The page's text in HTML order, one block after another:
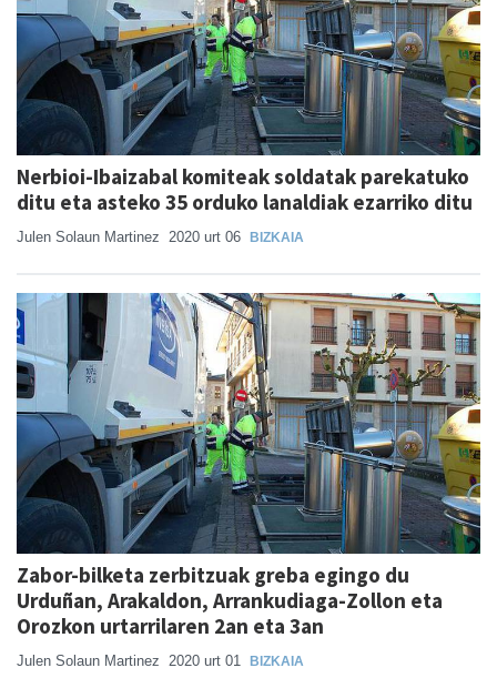
Nerbioi-Ibaizabal komiteak soldatak parekatuko
ditu eta asteko 35 orduko lanaldiak ezarriko ditu
Julen Solaun Martinez 2020 urt 06 BIZKAIA
Zabor-bilketa zerbitzuak greba egingo du
Urduñan, Arakaldon, Arrankudiaga-Zollon eta
Orozkon urtarrilaren 2an eta 3an
Julen Solaun Martinez 2020 urt 01 BIZKAIA